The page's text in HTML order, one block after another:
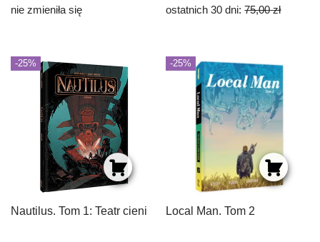
nie zmieniła się
ostatnich 30 dni:75,00 zł
-25%
Nautilus. Tom 1: Teatr cieni
-25%
Local Man. Tom 2